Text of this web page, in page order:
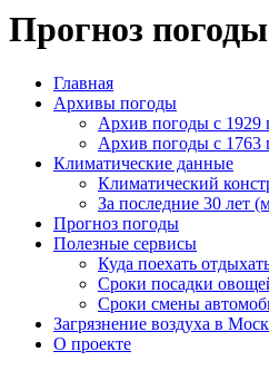
Прогноз
Главная
Архивы погоды
Архив погоды c 1929
Архив погоды c 1763
Климатические данные
Климатический
За последние 30 лет
Прогноз погоды
Полезные сервисы
Куда поехать
Сроки посадки
Сроки смены
Загрязнение воздуха в
О проекте